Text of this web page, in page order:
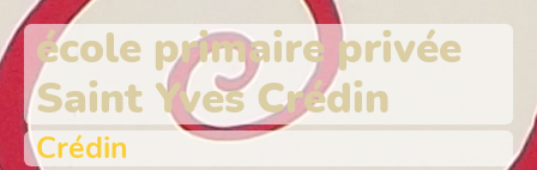
école primaire privée
Saint Yves Crédin
Crédin